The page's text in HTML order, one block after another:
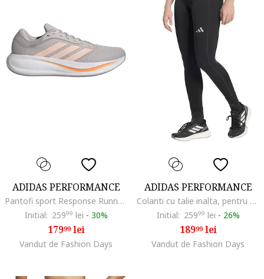
ADIDAS PERFORMANCE
Pantofi sport Response Runner 2 pentru alergare, Gri deschis/Piersica
Initial: 25999 lei - 30%
17999lei
Vandut de Fashion Days
ADIDAS PERFORMANCE
Colanti cu talie inalta, pentru alergare Essentials, Negru
Initial: 25999 lei - 26%
18999lei
Vandut de Fashion Days